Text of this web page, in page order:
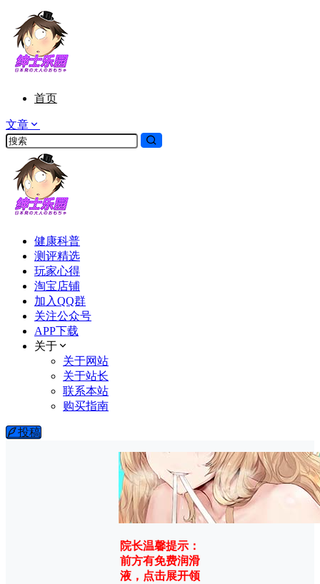
首页
文章
健康科普
测评精选
玩家心得
淘宝店铺
加入QQ群
关注公众号
APP下载
关于
关于网站
关于站长
联系本站
购买指南
投稿
院长温馨提示：
前方有免费润滑
液，点击展开领